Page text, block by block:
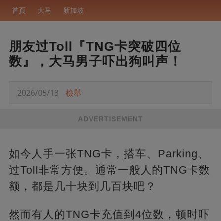
首頁 大马 新加坡
朋友过Toll『TNG卡突破四位
数』，大马男子吓出狗叫声！
2026/05/13 檢舉
ADVERTISEMENT
如今人手一张TNG卡，搭车、Parking、
过Toll非常方便。通常一般人的TNG卡数
额，都是几十块到几百块吧？
然而有人的TNG卡充值到4位数，顿时吓